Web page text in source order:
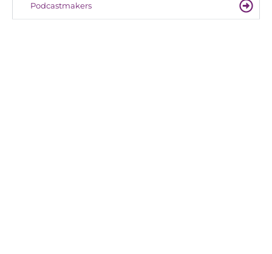
Podcastmakers